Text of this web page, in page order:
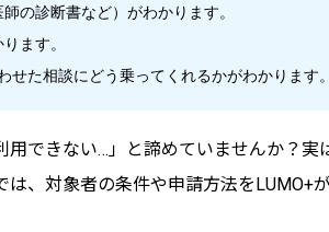
の診断書など）がわかります。
ます。
せた相談にどう乗ってくれるかがわかります
用できない…」と諦めていませんか？実
、対象者の条件や申請方法をLUMO+